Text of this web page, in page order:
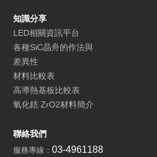
知識分享
LED相關資訊平台
各種SiC晶舟的作法與
差異性
材料比較表
高導熱基板比較表
氧化鋯 ZrO2材料簡介
聯絡我們
服務專線：03-4961188